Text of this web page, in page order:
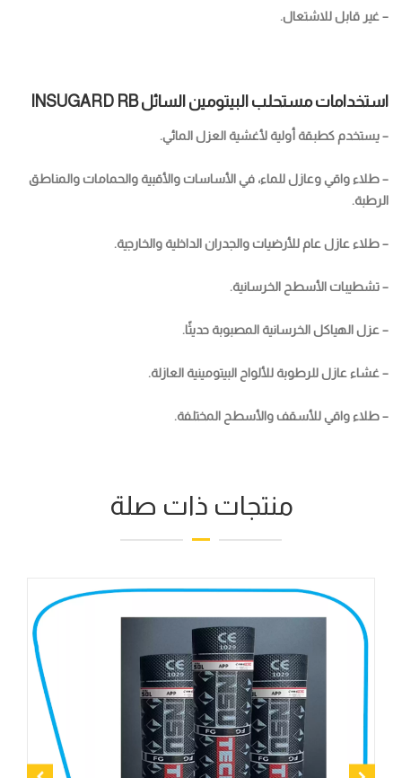
– غير قابل للاشتعال.
استخدامات مستحلب البيتومين السائل INSUGARD RB
– يستخدم كطبقة أولية لأغشية العزل المائي.
– طلاء واقي وعازل للماء، في الأساسات والأقبية والحمامات والمناطق
الرطبة.
– طلاء عازل عام للأرضيات والجدران الداخلية والخارجية.
– تشطيبات الأسطح الخرسانية.
– عزل الهياكل الخرسانية المصبوبة حديثًا.
– غشاء عازل للرطوبة للألواح البيتومينية العازلة.
– طلاء واقي للأسقف والأسطح المختلفة.
منتجات ذات صلة